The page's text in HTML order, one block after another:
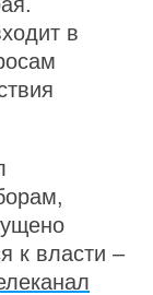
в
к власти –